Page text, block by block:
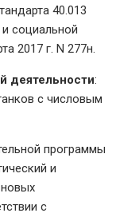
40.013
социальной
2017 г. N 277н.
деятельности:
с числовым
программы
и
с